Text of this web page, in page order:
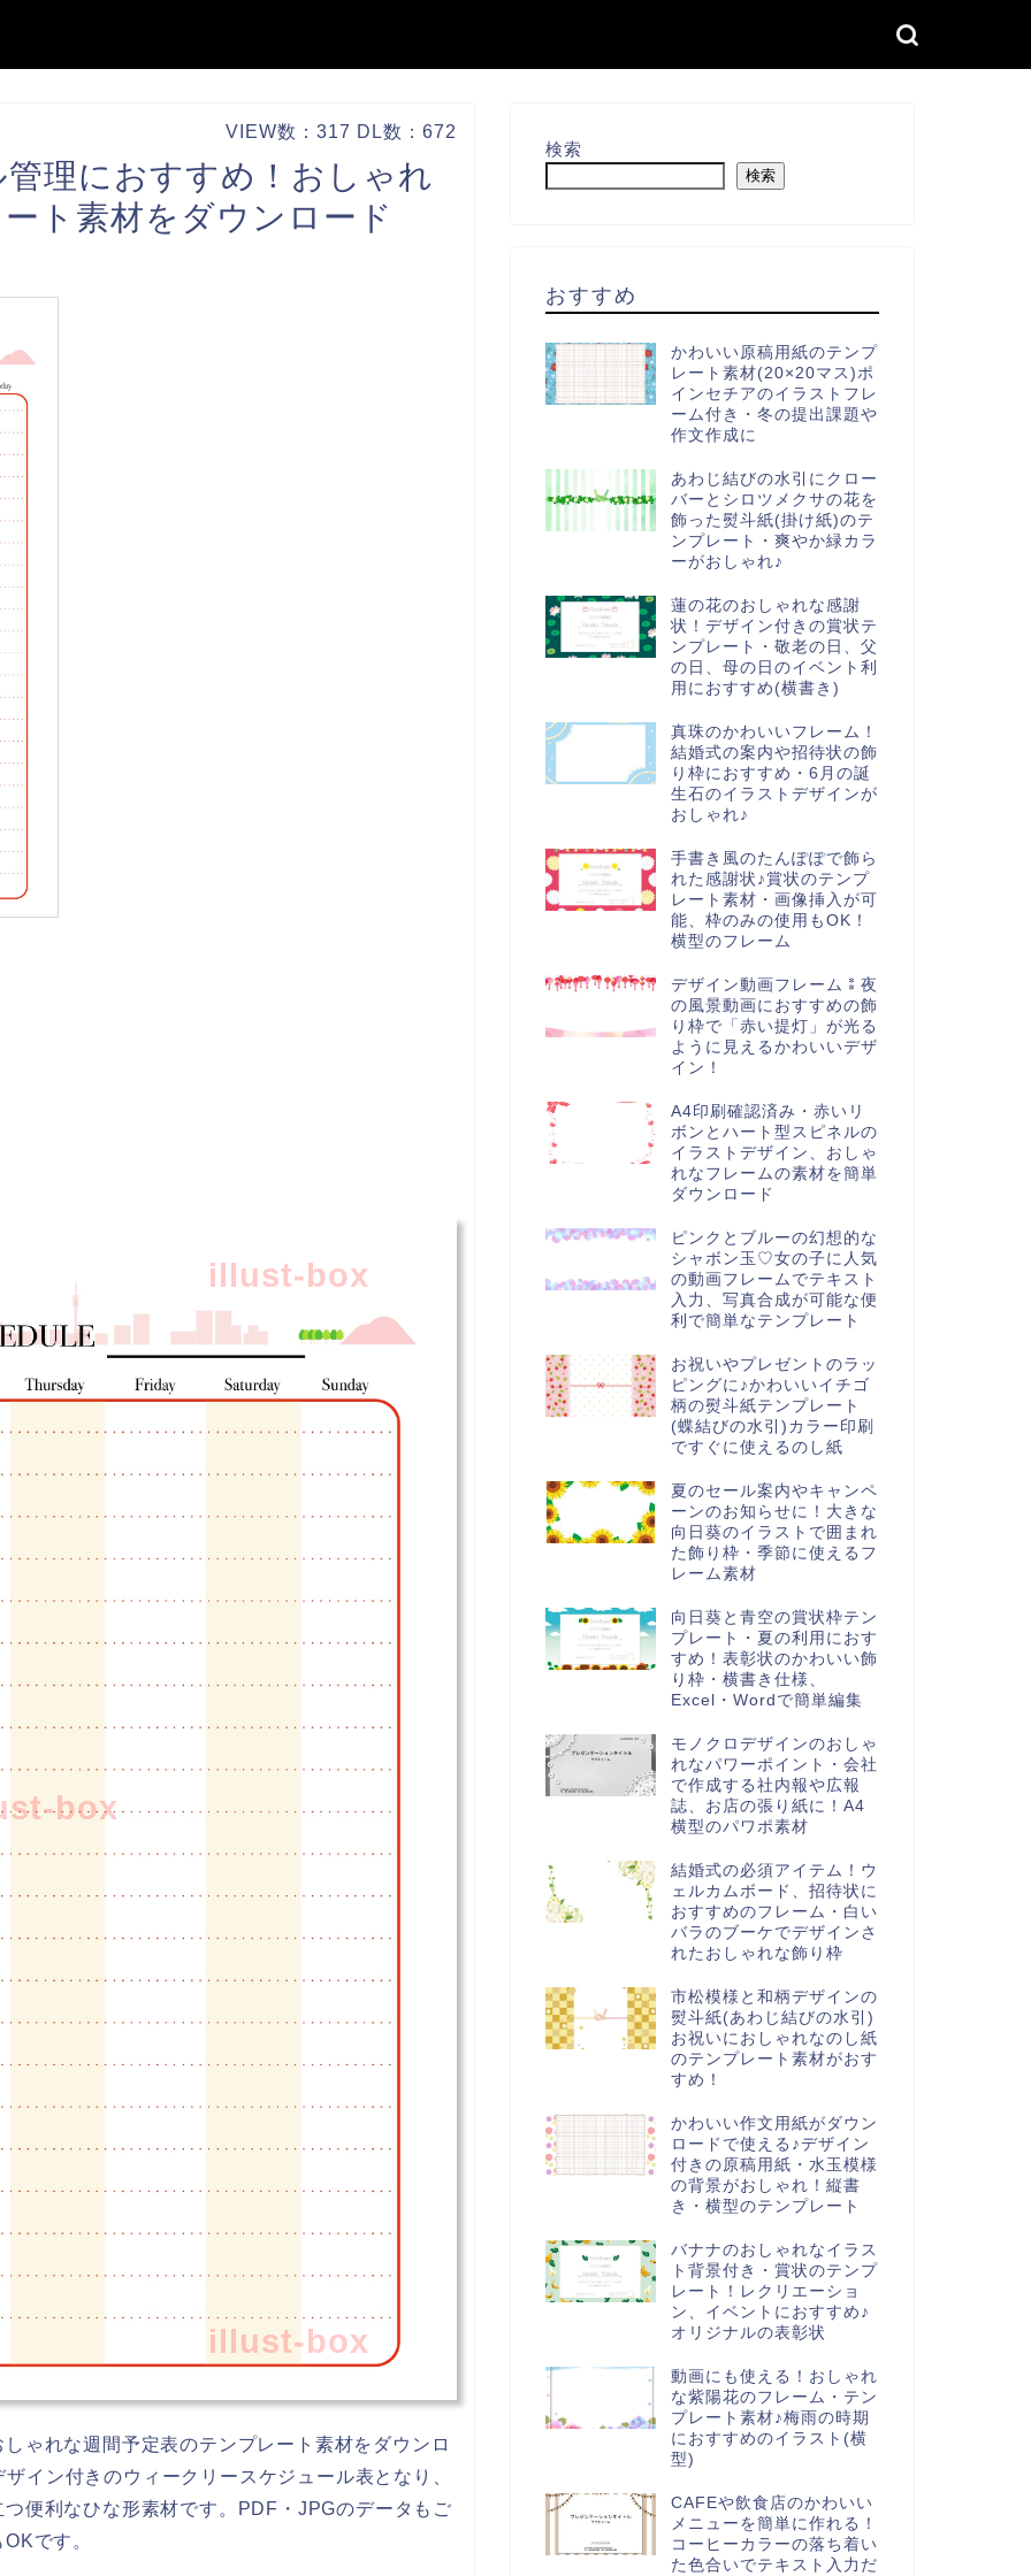
VIEW数：317 DL数：672
理におすすめ！おしゃれ
ト素材をダウンロード
box
illust-box
illust-box
ゃれな週間予定表のテンプレート素材をダウンロ
イン付きのウィークリースケジュール表となり、
便利なひな形素材です。PDF・JPGのデータもご
です。
検索
検索
おすすめ
かわいい原稿用紙のテンプ
レート素材(20×20マス)ポ
インセチアのイラストフレ
ーム付き・冬の提出課題や
作文作成に
あわじ結びの水引にクロー
バーとシロツメクサの花を
飾った熨斗紙(掛け紙)のテ
ンプレート・爽やか緑カラ
ーがおしゃれ♪
蓮の花のおしゃれな感謝
状！デザイン付きの賞状テ
ンプレート・敬老の日、父
の日、母の日のイベント利
用におすすめ(横書き)
真珠のかわいいフレーム！
結婚式の案内や招待状の飾
り枠におすすめ・6月の誕
生石のイラストデザインが
おしゃれ♪
手書き風のたんぽぽで飾ら
れた感謝状♪賞状のテンプ
レート素材・画像挿入が可
能、枠のみの使用もOK！
横型のフレーム
デザイン動画フレーム⁑夜
の風景動画におすすめの飾
り枠で「赤い提灯」が光る
ように見えるかわいいデザ
イン！
A4印刷確認済み・赤いリ
ボンとハート型スピネルの
イラストデザイン、おしゃ
れなフレームの素材を簡単
ダウンロード
ピンクとブルーの幻想的な
シャボン玉♡女の子に人気
の動画フレームでテキスト
入力、写真合成が可能な便
利で簡単なテンプレート
お祝いやプレゼントのラッ
ピングに♪かわいいイチゴ
柄の熨斗紙テンプレート
(蝶結びの水引)カラー印刷
ですぐに使えるのし紙
夏のセール案内やキャンペ
ーンのお知らせに！大きな
向日葵のイラストで囲まれ
た飾り枠・季節に使えるフ
レーム素材
向日葵と青空の賞状枠テン
プレート・夏の利用におす
すめ！表彰状のかわいい飾
り枠・横書き仕様、
Excel・Wordで簡単編集
モノクロデザインのおしゃ
れなパワーポイント・会社
で作成する社内報や広報
誌、お店の張り紙に！A4
横型のパワポ素材
結婚式の必須アイテム！ウ
ェルカムボード、招待状に
おすすめのフレーム・白い
バラのブーケでデザインさ
れたおしゃれな飾り枠
市松模様と和柄デザインの
熨斗紙(あわじ結びの水引)
お祝いにおしゃれなのし紙
のテンプレート素材がおす
すめ！
かわいい作文用紙がダウン
ロードで使える♪デザイン
付きの原稿用紙・水玉模様
の背景がおしゃれ！縦書
き・横型のテンプレート
バナナのおしゃれなイラス
ト背景付き・賞状のテンプ
レート！レクリエーショ
ン、イベントにおすすめ♪
オリジナルの表彰状
動画にも使える！おしゃれ
な紫陽花のフレーム・テン
プレート素材♪梅雨の時期
におすすめのイラスト(横
型)
CAFEや飲食店のかわいい
メニューを簡単に作れる！
コーヒーカラーの落ち着い
た色合いでテキスト入力だ